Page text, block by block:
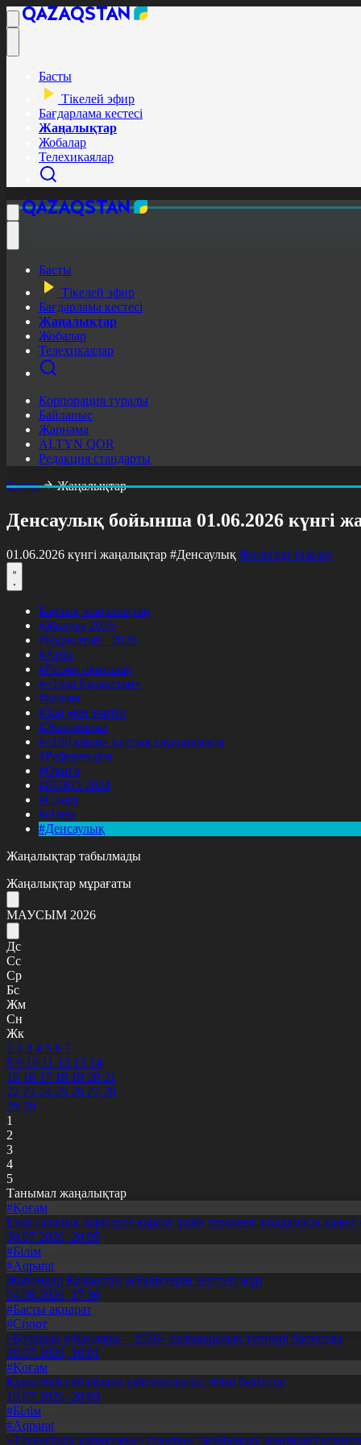
Басты
Тікелей эфир
Бағдарлама кестесі
Жаңалықтар
Жобалар
Телехикаялар
Басты
Тікелей эфир
Бағдарлама кестесі
Жаңалықтар
Жобалар
Телехикаялар
Корпорация туралы
Байланыс
Жарнама
ALTYN QOR
Редакция стандарты
Басты
Жаңалықтар
Денсаулық бойынша 01.06.2026 күнгі
01.06.2026 күнгі жаңалықтар #Денсаулық Фильтрді тазалау
Барлық жаңалықтар
#Жолдау 2025
#Құрылтай - 2026
#Апта
#Ресми оқиғалар
#«Таза Қазақстан»
#Қоғам
#Заң мен тәртіп
#Экономика
#«100 кітап» ұлттық сауалнамасы
#Референдум
#Оқиға
#EURO 2024
#Спорт
#Әлем
#Денсаулық
Жаңалықтар табылмады
Жаңалықтар мұрағаты
МАУСЫМ 2026
Дс
Сс
Ср
Бс
Жм
Сн
Жк
1 2 3 4 5 6 7
8 9 10 11 12 13 14
15 16 17 18 19 20 21
22 23 24 25 26 27 28
29 30
1
2
3
4
5
Танымал жаңалықтар
#Қоғам
Енді салалық дәрігерге қаралу үшін терапевт жолдамасы қажет
30.07.2026, 20:05
#Білім
#Aqparat
Жапондар Қазақстан өсімдіктерін зерттеп жүр
04.08.2026, 17:30
#Басты ақпарат
#Спорт
«Болашақ ойындары – 2026» халықаралық турнирі басталды
30.07.2026, 10:01
#Қоғам
Құрылтай сайлауына үміткерлердің тізімі бекітілді
13.07.2026, 20:03
#Білім
#Aqparat
«Тәуелсіздік ұрпақтары» грантын тағайындау жөніндегі